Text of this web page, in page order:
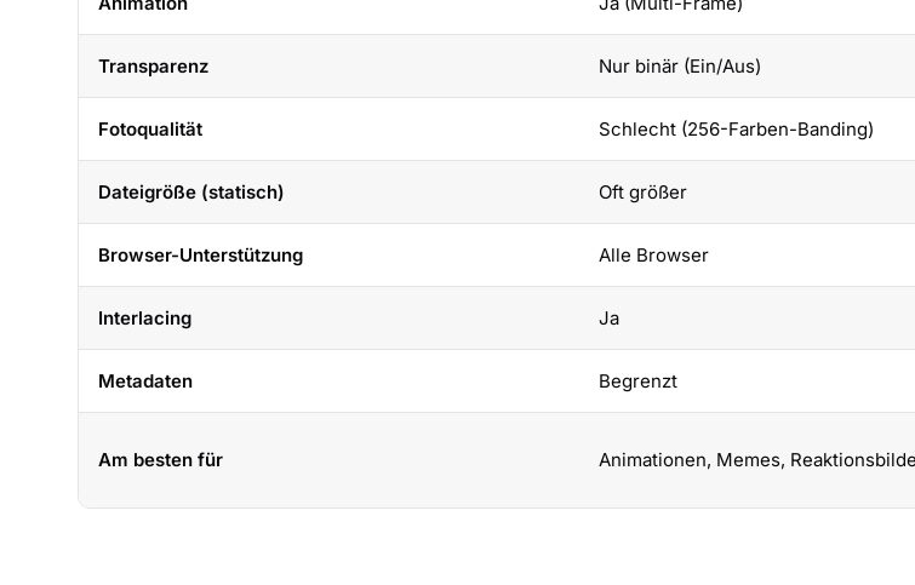
Transparenz Nur binär (Ein/Aus)
Fotoqualität Schlecht (256-Farben-Banding)
Dateigröße (statisch) Oft größer
Browser-Unterstützung Alle Browser
Interlacing Ja
Metadaten Begrenzt
Am besten für Animationen, Memes,